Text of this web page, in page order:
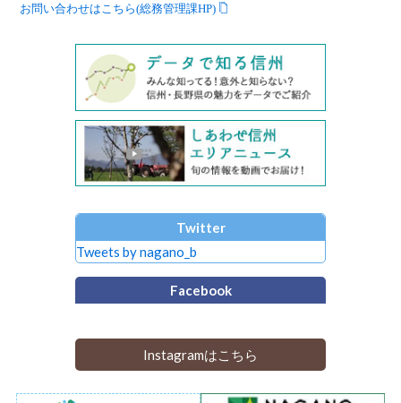
お問い合わせはこちら(総務管理課HP)
Twitter
Tweets by nagano_b
Facebook
Instagramはこちら